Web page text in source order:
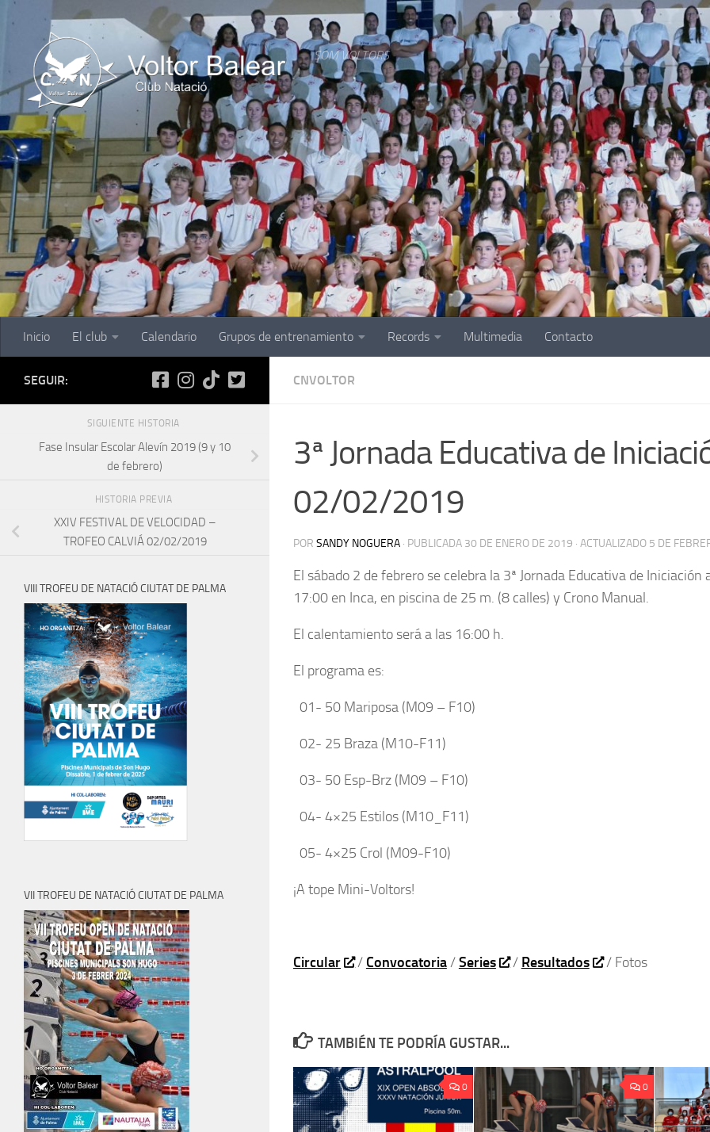
Saltar al contenido
SOM VOLTORS
Inicio El club Calendario Grupos de entrenamiento Records Multimedia Contacto
CNVOLTOR
3ª Jornada Educativa de
02/02/2019
POR SANDY NOGUERA · PUBLICADA 30 DE ENERO DE 2019 · ACTUALIZADO 5 DE
El sábado 2 de febrero se celebra la 3ª Jornada Educativa de Iniciación
17:00 en Inca, en piscina de 25 m. (8 calles) y Crono Manual.
El calentamiento será a las 16:00 h.
El programa es:
01- 50 Mariposa (M09 – F10)
02- 25 Braza (M10-F11)
03- 50 Esp-Brz (M09 – F10)
04- 4×25 Estilos (M10_F11)
05- 4×25 Crol (M09-F10)
¡A tope Mini-Voltors!
Circular / Convocatoria/Series / Resultados / Fotos
TAMBIÉN TE PODRÍA GUSTAR...
0 0
SEGUIR:
SIGUIENTE HISTORIA
Fase Insular Escolar Alevín 2019 (9 y 10
de febrero)
HISTORIA PREVIA
XXIV FESTIVAL DE VELOCIDAD –
TROFEO CALVIÁ 02/02/2019
VIII TROFEU DE NATACIÓ CIUTAT DE PALMA
VII TROFEU DE NATACIÓ CIUTAT DE PALMA